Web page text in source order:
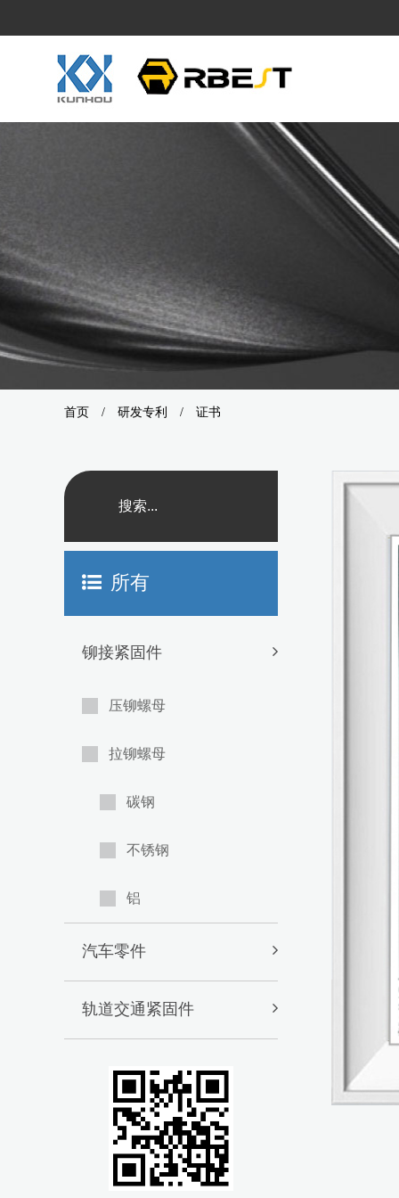
首页 / 研发专利 / 证书
所有
铆接紧固件
压铆螺母
拉铆螺母
碳钢
不锈钢
铝
汽车零件
轨道交通紧固件